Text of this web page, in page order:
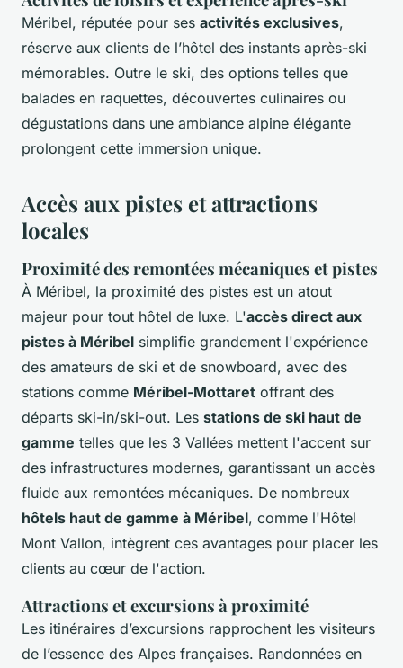
Méribel, réputée pour ses activités exclusives,
réserve aux clients de l’hôtel des instants après-ski
mémorables. Outre le ski, des options telles que
balades en raquettes, découvertes culinaires ou
dégustations dans une ambiance alpine élégante
prolongent cette immersion unique.
Accès aux pistes et attractions
locales
Proximité des remontées mécaniques et pistes
À Méribel, la proximité des pistes est un atout
majeur pour tout hôtel de luxe. L'accès direct aux
pistes à Méribel simplifie grandement l'expérience
des amateurs de ski et de snowboard, avec des
stations comme Méribel-Mottaret offrant des
départs ski-in/ski-out. Les stations de ski haut de
gamme telles que les 3 Vallées mettent l'accent sur
des infrastructures modernes, garantissant un accès
fluide aux remontées mécaniques. De nombreux
hôtels haut de gamme à Méribel, comme l'Hôtel
Mont Vallon, intègrent ces avantages pour placer les
clients au cœur de l'action.
Attractions et excursions à proximité
Les itinéraires d’excursions rapprochent les visiteurs
de l’essence des Alpes françaises. Randonnées en